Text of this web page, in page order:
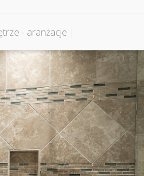
- aranżacje |